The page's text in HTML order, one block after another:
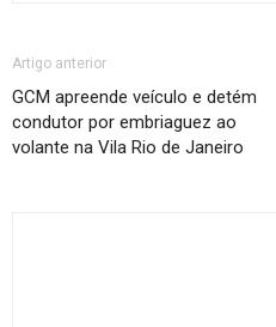
Artigo anterior
GCM apreende veículo e detém
condutor por embriaguez ao
volante na Vila Rio de Janeiro